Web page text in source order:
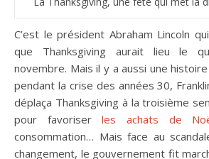
C’est le président Abraham Lincoln
que Thanksgiving aurait lieu le
novembre. Mais il y a aussi une
pendant la crise des années 30,
déplaça Thanksgiving à la troisième
pour favoriserles achats de
consommation… Mais face au
changement, le gouvernement fit